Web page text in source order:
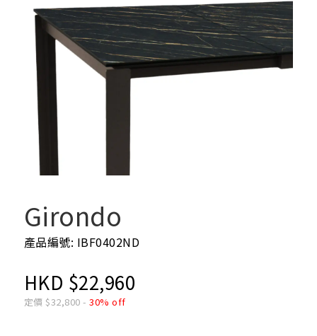
Girondo
產品編號: IBF0402ND
HKD $22,960
定價 $32,800 -30% off